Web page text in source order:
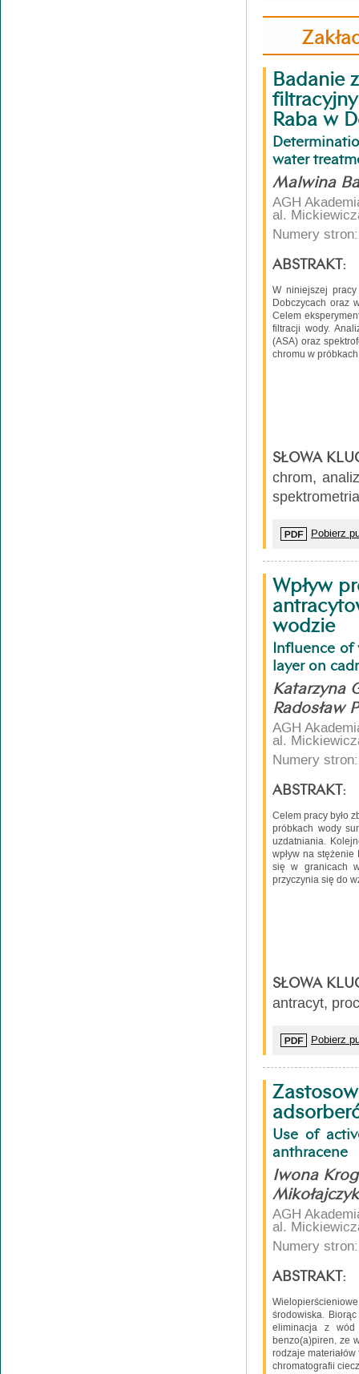
Badanie
Raba w
water
Malwina
AGH
al.
Numery
ABSTRAKT:
W niniejszej
Dobczycach oraz
Celem
filtracji wody.
(ASA) oraz
chromu w
SŁOWA
chrom,
Pobierz
Wpływ
wodzie
Influence
layer on
Katarzyna
Radosław
AGH
al.
Numery
ABSTRAKT:
Celem pracy było
próbkach wody
uzdatniania.
wpływ na stężenie
się w granicach
przyczynia się do
SŁOWA
antracyt,
Pobierz
Use of
anthracene
Iwona
Mikołajczyk
AGH
al.
Numery
ABSTRAKT:
środowiska.
eliminacja z wód
benzo(a)piren, ze
rodzaje
chromatografii